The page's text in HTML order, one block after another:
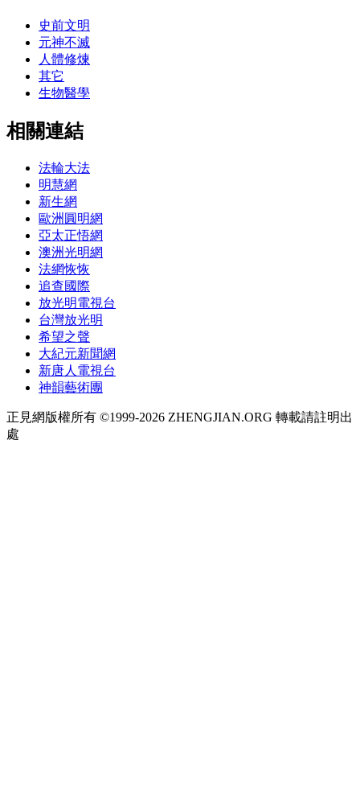
史前文明
元神不滅
人體修煉
其它
生物醫學
相關連結
法輪大法
明慧網
新生網
歐洲圓明網
亞太正悟網
澳洲光明網
法網恢恢
追查國際
放光明電視台
台灣放光明
希望之聲
大紀元新聞網
新唐人電視台
神韻藝術團
正見網版權所有 ©1999-2026 ZHENGJIAN.ORG 轉載請註明出
處